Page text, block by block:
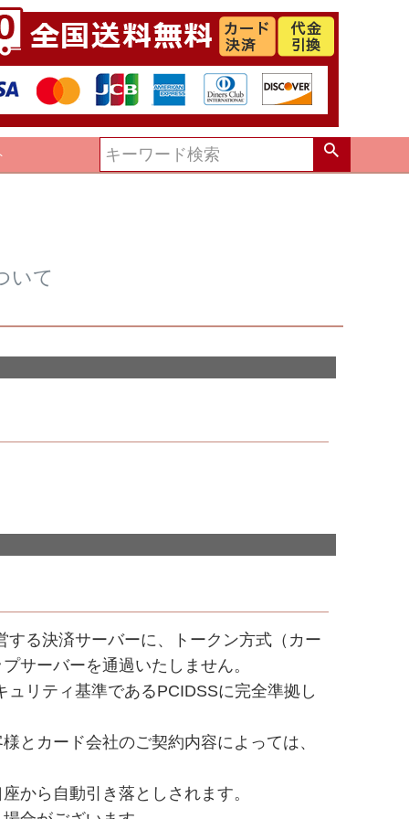
いて
る決済サーバーに、トークン方式（カー
サーバーを通過いたしません。
リティ基準であるPCIDSSに完全準拠し
とカード会社のご契約内容によっては、
から自動引き落としされます。